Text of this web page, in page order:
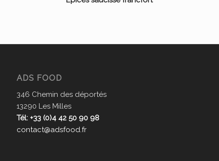
ADS FOOD
346 Chemin des déportés
13290 Les Milles
Tél: +33 (0)4 42 50 90 98
contact@adsfood.fr